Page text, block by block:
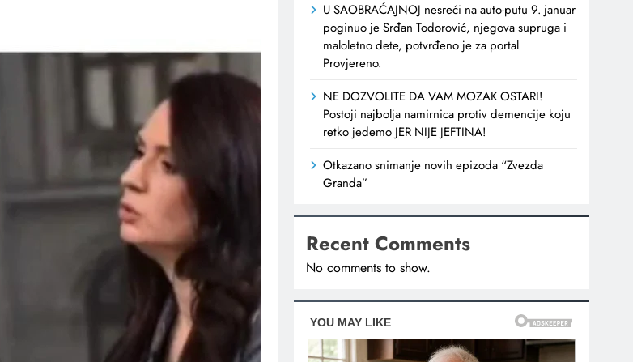
U SAOBRAĆAJNOJ nesreći na auto-putu 9. januar
poginuo je Srđan Todorović, njegova supruga i
maloletno dete, potvrđeno je za portal
Provjereno.
NE DOZVOLITE DA VAM MOZAK OSTARI!
Postoji najbolja namirnica protiv demencije koju
retko jedemo JER NIJE JEFTINA!
Otkazano snimanje novih epizoda “Zvezda
Granda”
Recent Comments
No comments to show.